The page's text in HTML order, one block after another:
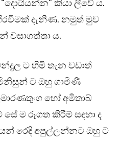
කියා ලීවේ ය.
දැනිණ. නමුත් මුව
වසාගත්තා ය.
ට හිමි තැන වඩාත්
ට ඔහු ගාමිණී
හෝ අමිතාබ්
ම රූගත කිරීම් සඳහා ද
රෙදි අපුල්ලන්නට ඔහු ට